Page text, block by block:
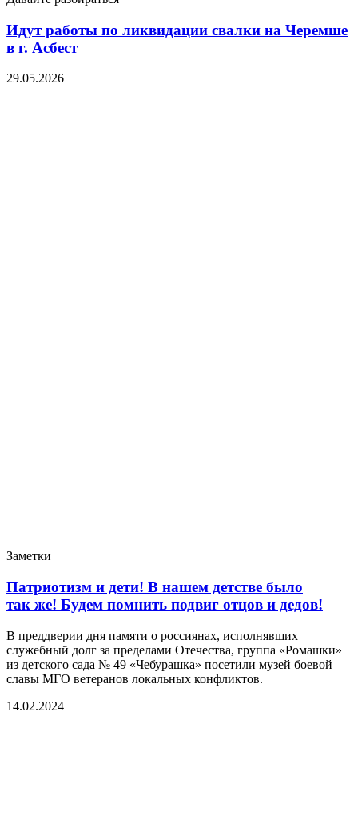
Идут работы по ликвидации свалки на Черемше
в г. Асбест
29.05.2026
Заметки
Патриотизм и дети! В нашем детстве было
так же! Будем помнить подвиг отцов и дедов!
В преддверии дня памяти о россиянах, исполнявших
служебный долг за пределами Отечества, группа «Ромашки»
из детского сада № 49 «Чебурашка» посетили музей боевой
славы МГО ветеранов локальных конфликтов.
14.02.2024